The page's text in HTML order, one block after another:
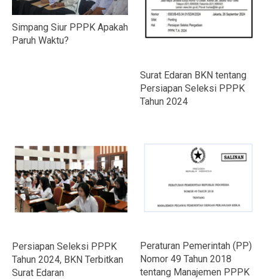
Simpang Siur PPPK Apakah
Paruh Waktu?
Surat Edaran BKN tentang
Persiapan Seleksi PPPK
Tahun 2024
Persiapan Seleksi PPPK
Tahun 2024, BKN Terbitkan
Surat Edaran
Peraturan Pemerintah (PP)
Nomor 49 Tahun 2018
tentang Manajemen PPPK